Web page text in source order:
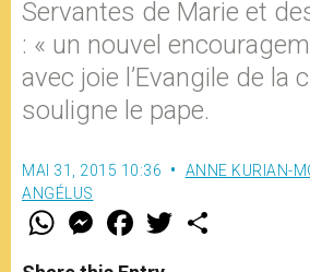
Servantes de Marie et
: « un nouvel
avec joie l’Evangile de la
souligne le pape.
MAI 31, 2015 10:36
ANNE KURIAN-
ANGÉLUS
W
t
M
e
s
F
a
e
w